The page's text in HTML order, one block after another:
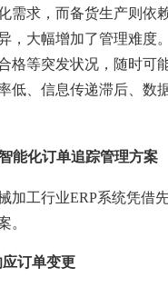
整合型贸易
工业设备贸易
需求，而备货生产则依
，大幅增加了管理难度
格等突发状况，随时可
低、信息传递滞后、数
能化订单追踪管理方案
加工行业ERP系统凭借
。
订单变更